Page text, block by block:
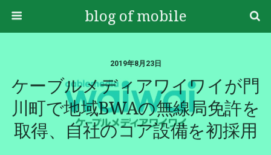
blog of mobile
2019年8月23日
ケーブルメディアワイワイが門
川町で地域BWAの無線局免許を
取得、自社のコア設備を初採用